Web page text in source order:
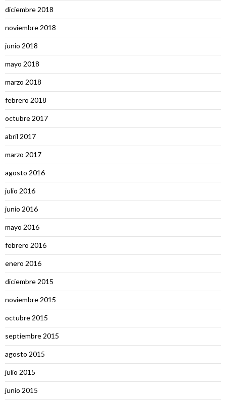
diciembre 2018
noviembre 2018
junio 2018
mayo 2018
marzo 2018
febrero 2018
octubre 2017
abril 2017
marzo 2017
agosto 2016
julio 2016
junio 2016
mayo 2016
febrero 2016
enero 2016
diciembre 2015
noviembre 2015
octubre 2015
septiembre 2015
agosto 2015
julio 2015
junio 2015